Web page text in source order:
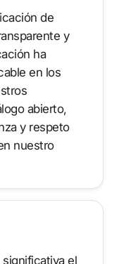
de
y
ha
en los
abierto,
y respeto
nuestro
el